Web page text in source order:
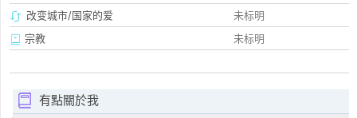
改变城市/国家的爱
未标明
宗教
未标明
有點關於我